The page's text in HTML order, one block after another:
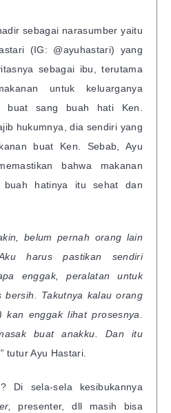
sebagai narasumber yaitu
(IG: @ayuhastari) yang
sebagai ibu, terutama
untuk keluarganya
buat sang buah hati Ken.
hukumnya, dia sendiri yang
buat Ken. Sebab, Ayu
bahwa makanan
buah hatinya itu sehat dan
belum pernah orang lain
harus pastikan sendiri
enggak, peralatan untuk
bersih. Takutnya kalau orang
kan enggak lihat prosesnya.
buat anakku. Dan itu
tutur Ayu Hastari.
Di sela-sela kesibukannya
presenter, dll masih bisa